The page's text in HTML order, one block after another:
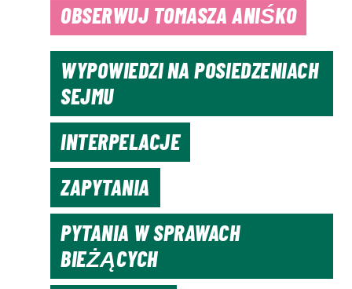
OBSERWUJ TOMASZA ANIŚKO
WYPOWIEDZI NA POSIEDZENIACH
SEJMU
INTERPELACJE
ZAPYTANIA
PYTANIA W SPRAWACH
BIEŻĄCYCH